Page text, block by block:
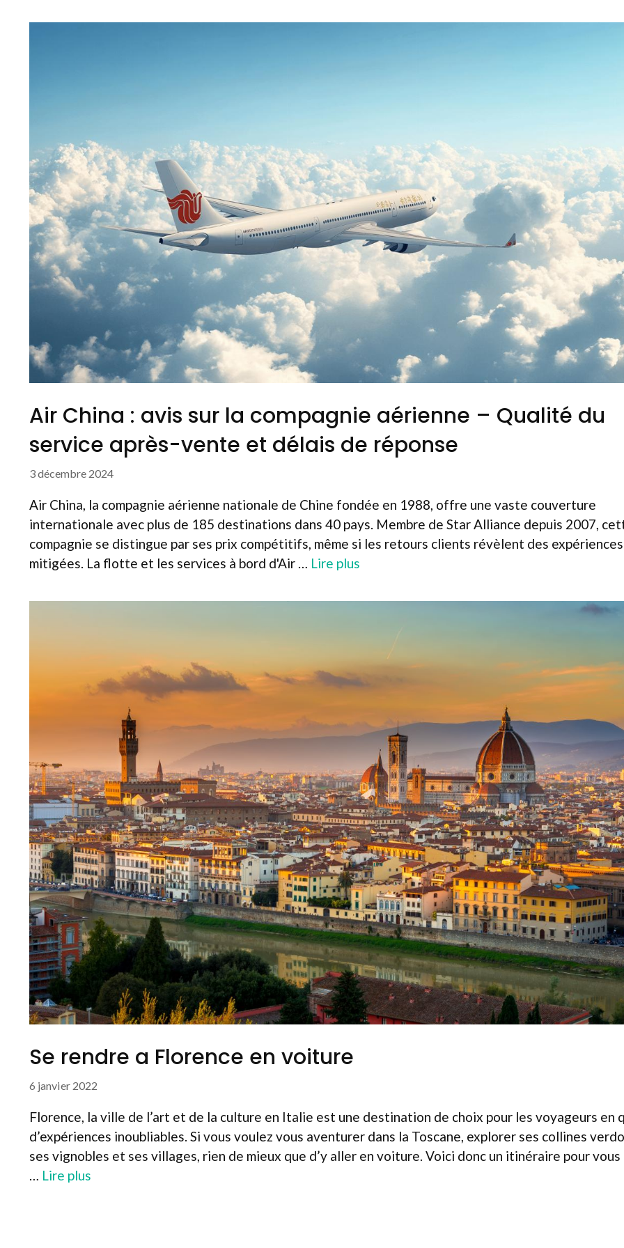
Air China : avis sur la compagnie aérienne – Qualité du
service après-vente et délais de réponse
3 décembre 2024
Air China, la compagnie aérienne nationale de Chine fondée en 1988, offre une vaste couverture
internationale avec plus de 185 destinations dans 40 pays. Membre de Star Alliance depuis 2007,
compagnie se distingue par ses prix compétitifs, même si les retours clients révèlent des expériences
mitigées. La flotte et les services à bord d'Air … Lire plus
Se rendre a Florence en voiture
6 janvier 2022
Florence, la ville de l’art et de la culture en Italie est une destination de choix pour les voyageurs en
d’expériences inoubliables. Si vous voulez vous aventurer dans la Toscane, explorer ses collines
ses vignobles et ses villages, rien de mieux que d’y aller en voiture. Voici donc un itinéraire pour
… Lire plus